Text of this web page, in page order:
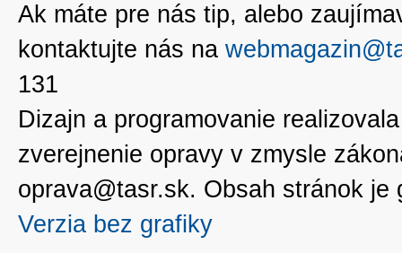
Ak máte pre nás tip, alebo
kontaktujte nás na
131
Dizajn a programovanie
zverejnenie opravy v zmysle
oprava@tasr.sk. Obsah stránok
Verzia bez grafiky